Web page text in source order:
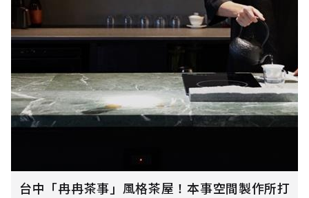
台中「冉冉茶事」風格茶屋！本事空間製作所打